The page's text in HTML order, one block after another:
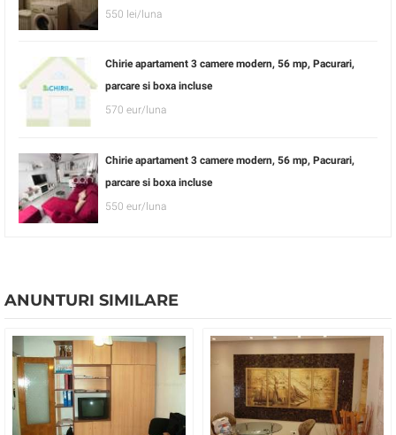
550 lei/luna
Chirie apartament 3 camere modern, 56 mp, Pacurari,
parcare si boxa incluse
570 eur/luna
Chirie apartament 3 camere modern, 56 mp, Pacurari,
parcare si boxa incluse
550 eur/luna
ANUNTURI SIMILARE